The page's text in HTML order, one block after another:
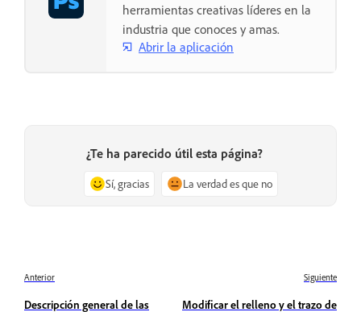
herramientas creativas líderes en la
industria que conoces y amas.
Abrir la aplicación
¿Te ha parecido útil esta página?
Sí, gracias La verdad es que no
Anterior
Descripción general de las
Siguiente
Modificar el relleno y el trazo de